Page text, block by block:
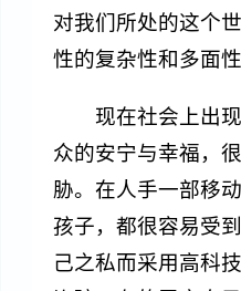
对我们所处的这个
性的复杂性和多面
现在社会上出
众的安宁与幸福，
胁。在人手一部移
孩子，都很容易受
己之私而采用高科